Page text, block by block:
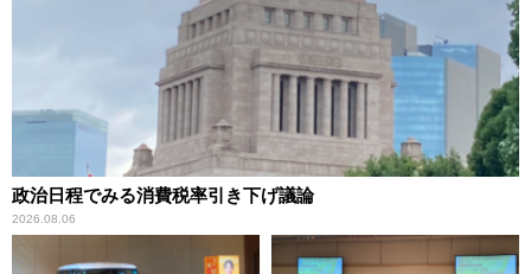
政治日程でみる消費税率引き下げ議論
2026.08.06